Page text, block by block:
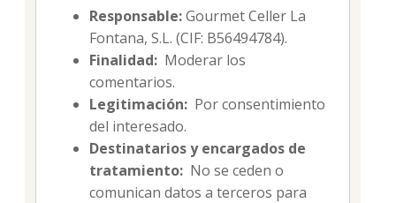
Responsable:Gourmet Celler La
Fontana, S.L. (CIF: B56494784).
Finalidad: Moderar los
comentarios.
Legitimación: Por consentimiento
del interesado.
Destinatarios y encargados de
tratamiento: No se ceden o
comunican datos a terceros para